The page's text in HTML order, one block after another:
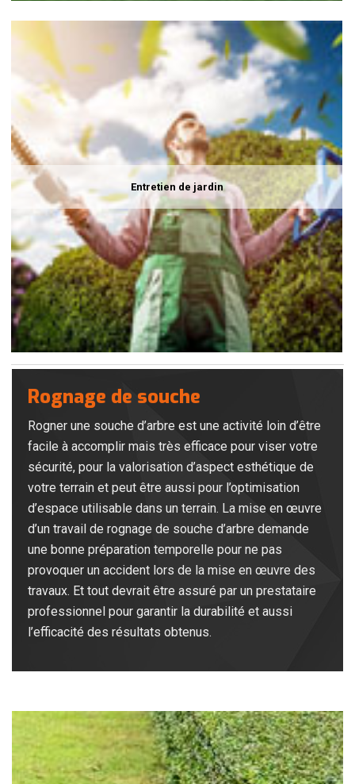
Entretien de jardin
Rognage de souche
Rogner une souche d’arbre est une activité loin d’être
facile à accomplir mais très efficace pour viser votre
sécurité, pour la valorisation d’aspect esthétique de
votre terrain et peut être aussi pour l’optimisation
d’espace utilisable dans un terrain. La mise en œuvre
d’un travail de rognage de souche d’arbre demande
une bonne préparation temporelle pour ne pas
provoquer un accident lors de la mise en œuvre des
travaux. Et tout devrait être assuré par un prestataire
professionnel pour garantir la durabilité et aussi
l’efficacité des résultats obtenus.